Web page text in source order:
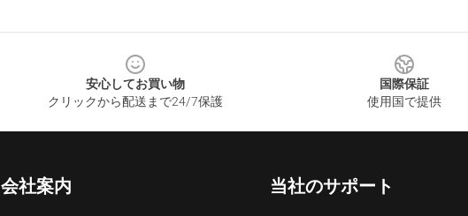
安心してお買い物
クリックから配送まで24/7保護
国際保証
使用国で提供
会社案内 当社のサポート